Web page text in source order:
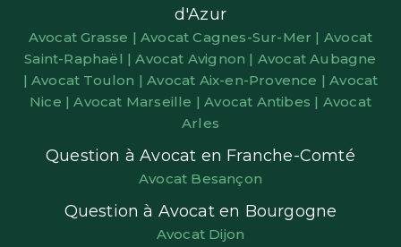
d'Azur
Avocat Grasse |Avocat Cagnes-Sur-Mer | Avocat
Saint-Raphaël |Avocat Avignon | Avocat Aubagne
| Avocat Toulon |Avocat Aix-en-Provence |Avocat
Nice |Avocat Marseille |Avocat Antibes | Avocat
Arles
Question à Avocat en Franche-Comté
Avocat Besançon
Question à Avocat en Bourgogne
Avocat Dijon